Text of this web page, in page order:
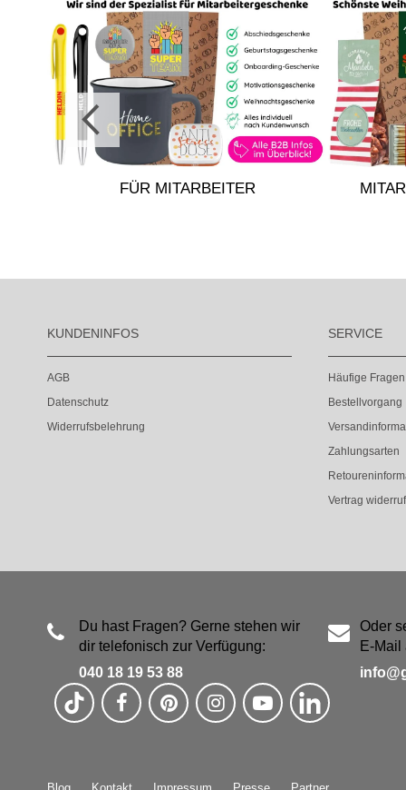
FÜR MITARBEITER
KUNDENINFOS
AGB
Datenschutz
Widerrufsbelehrung
SERVICE
Häufige Fragen
Bestellvorgang
Zahlungsarten
Vertrag
Du hast Fragen? Gerne stehen wir
dir telefonisch zur Verfügung:
040 18 19 53 88
Oder
E-Mail